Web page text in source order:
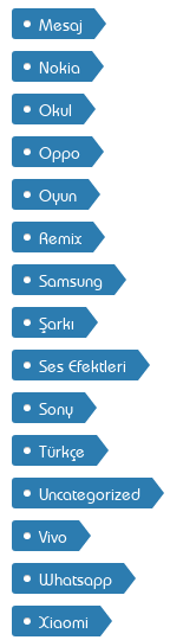
Mesaj
Nokia
Okul
Oppo
Oyun
Remix
Samsung
Şarkı
Ses Efektleri
Sony
Türkçe
Uncategorized
Vivo
Whatsapp
Xiaomi